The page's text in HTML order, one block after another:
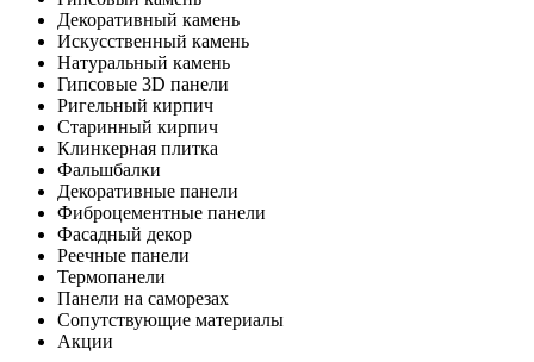
Декоративный камень
Искусственный камень
Натуральный камень
Гипсовые 3D панели
Ригельный кирпич
Старинный кирпич
Клинкерная плитка
Фальшбалки
Декоративные панели
Фиброцементные панели
Фасадный декор
Реечные панели
Термопанели
Панели на саморезах
Сопутствующие материалы
Акции